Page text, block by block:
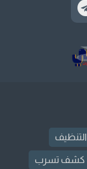
التنظيف
كشف تسرب